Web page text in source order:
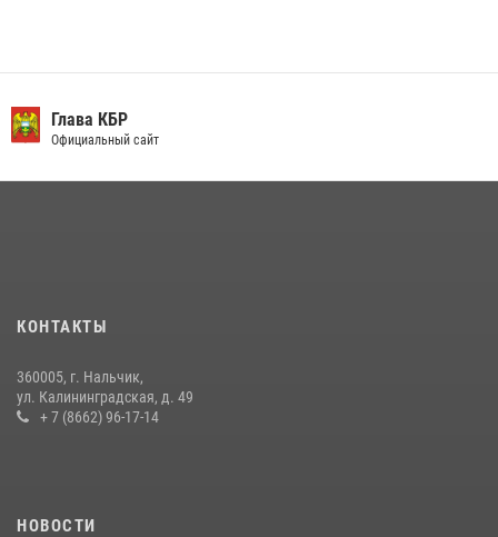
округе Росгвардии
09 июля 2026, 08:36
Новобранцы Росгвардии приняли Военную присягу в Кабардино-
Балкарии
Глава КБР
Официальный сайт
КОНТАКТЫ
360005, г. Нальчик,
ул. Калининградская, д. 49
+ 7 (8662) 96-17-14
НОВОСТИ